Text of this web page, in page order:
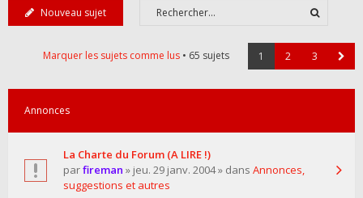
Nouveau sujet
Marquer les sujets comme lus • 65 sujets 1 2 3
Annonces
La Charte du Forum (A LIRE !)
parfireman » jeu. 29 janv. 2004 » dans Annonces,
suggestions et autres